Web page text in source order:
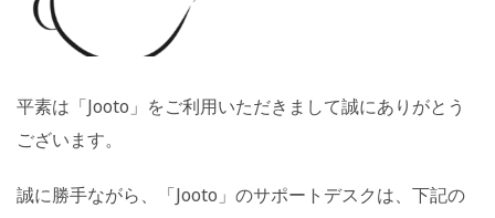
平素は「Jooto」をご利用いただきまして誠にありがとう
ございます。
誠に勝手ながら、「Jooto」のサポートデスクは、下記の